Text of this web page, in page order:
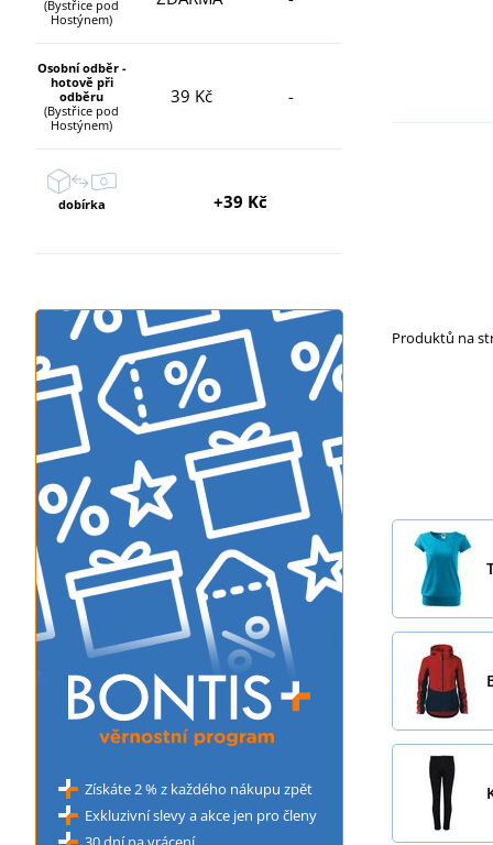
(Bystřice pod
Hostýnem)
Osobní odběr -
hotově při
odběru
(Bystřice pod
Hostýnem)
39 Kč -
dobírka +39 Kč
Získáte 2 % z každého nákupu zpět
Exkluzivní slevy a akce jen pro členy
Produktů na